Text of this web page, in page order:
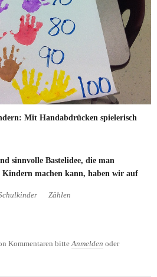
Mit Handabdrücken spielerisch
sinnvolle Bastelidee, die man
Kindern machen kann, haben wir auf
Zählen
mit Kindern: Mit Handabdrücken
Kommentaren bitteAnmelden oder